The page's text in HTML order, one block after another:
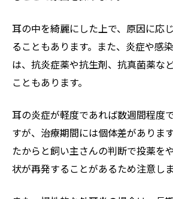
耳の中を綺麗にした上で、原因に応
ることもあります。また、炎症や感
は、抗炎症薬や抗生剤、抗真菌薬な
こともあります。
耳の炎症が軽度であれば数週間程度
すが、治療期間には個体差がありま
たからと飼い主さんの判断で投薬を
状が再発することがあるため注意しま